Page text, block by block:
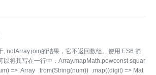
, notArray.join的结果，它不返回数组。使用 ES6 箭
以将其写在一行中：Array.mapMath.powconst squar
=> Array .from(String(num)) .map((digit) => Mat